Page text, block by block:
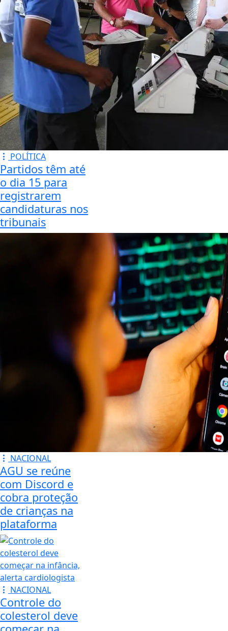
POLÍTICA
Partidos têm até
o dia 15 para
registrarem
candidaturas nos
tribunais
NACIONAL
AGU se reúne
com Discord e
cobra proteção
de crianças na
plataforma
NACIONAL
Controle do
colesterol deve